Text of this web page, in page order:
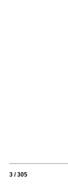
3 / 305